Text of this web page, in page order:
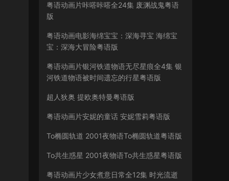
粤语动画片咔嗒咔嗒全24集 废渊战鬼粤语
版
粤语动画电影海绵宝宝：深海寻宝 海绵宝
宝：深海大冒险粤语版
粤语动画片银河铁道物语无尽星痕全4集 银
河铁道物语被时间遗忘的行星粤语版
超人狄奥 提欧奥特曼粤语版
粤语动画片安妮的童话 安妮雪莉粤语版
To椭圆轨道 2001夜物语To椭圆轨道粤语版
To共生惑星 2001夜物语To共生惑星粤语版
粤语动画片少女煮意日常全12集 时光流逝